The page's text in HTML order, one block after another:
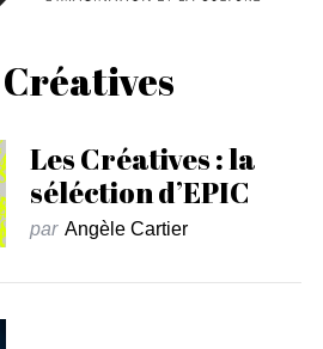
Les Créatives : la
séléction d’EPIC
par Angèle Cartier